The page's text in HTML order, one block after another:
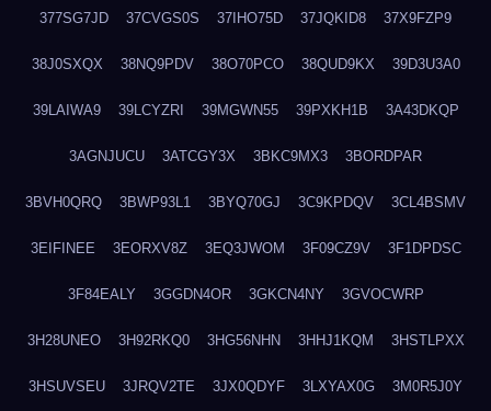
377SG7JD 37CVGS0S 37IHO75D 37JQKID8 37X9FZP9
38J0SXQX 38NQ9PDV 38O70PCO 38QUD9KX 39D3U3A0
39LAIWA9 39LCYZRI 39MGWN55 39PXKH1B 3A43DKQP
3AGNJUCU 3ATCGY3X 3BKC9MX3 3BORDPAR
3BVH0QRQ 3BWP93L1 3BYQ70GJ 3C9KPDQV 3CL4BSMV
3EIFINEE 3EORXV8Z 3EQ3JWOM 3F09CZ9V 3F1DPDSC
3F84EALY 3GGDN4OR 3GKCN4NY 3GVOCWRP
3H28UNEO 3H92RKQ0 3HG56NHN 3HHJ1KQM 3HSTLPXX
3HSUVSEU 3JRQV2TE 3JX0QDYF 3LXYAX0G 3M0R5J0Y